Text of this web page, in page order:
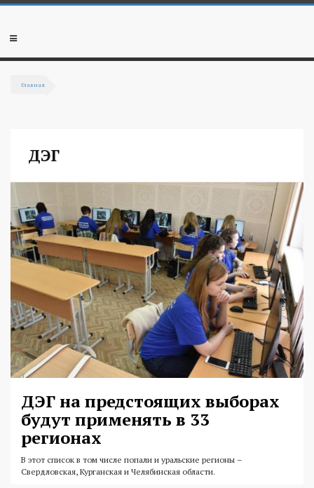
Перейти к основному содержанию
Мобильное
Главная
ДЭГ
ДЭГ на предстоящих выборах
будут применять в 33
регионах
В этот список в том числе попали и уральские регионы –
Свердловская, Курганская и Челябинская области.